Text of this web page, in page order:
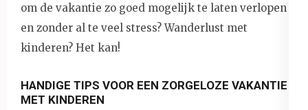
om de vakantie zo goed mogelijk te laten verlopen
en zonder al te veel stress? Wanderlust met
kinderen? Het kan!
HANDIGE TIPS VOOR EEN ZORGELOZE VAKANTIE
MET KINDEREN